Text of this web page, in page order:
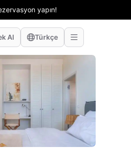
yapın!
Al Türkçe